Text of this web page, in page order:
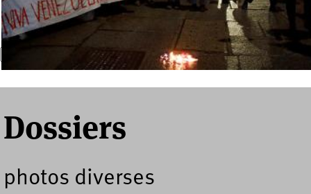
Formulaire de recherche
Recherche
Dossiers
photos diverses